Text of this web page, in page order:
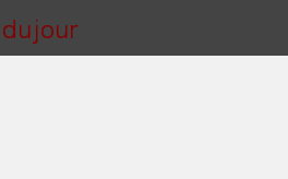
du jour